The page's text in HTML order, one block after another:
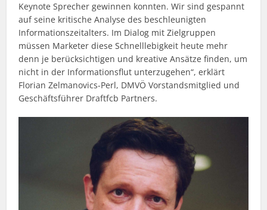
Keynote Sprecher gewinnen konnten. Wir sind gespannt
auf seine kritische Analyse des beschleunigten
Informationszeitalters. Im Dialog mit Zielgruppen
müssen Marketer diese Schnelllebigkeit heute mehr
denn je berücksichtigen und kreative Ansätze finden, um
nicht in der Informationsflut unterzugehen“, erklärt
Florian Zelmanovics-Perl, DMVÖ Vorstandsmitglied und
Geschäftsführer Draftfcb Partners.